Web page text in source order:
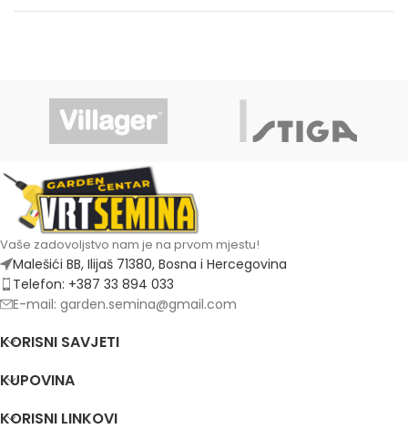
Vaše zadovoljstvo nam je na prvom mjestu!
Malešići BB, Ilijaš 71380, Bosna i Hercegovina
Telefon: +387 33 894 033
E-mail: garden.semina@gmail.com
KORISNI SAVJETI
KUPOVINA
KORISNI LINKOVI